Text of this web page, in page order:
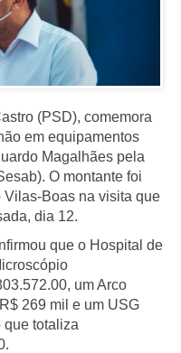
(PSD), comemora
em equipamentos
Magalhães pela
O montante foi
Boas na visita que
dia 12.
que o Hospital de
um Arco
269 mil e um USG
que totaliza